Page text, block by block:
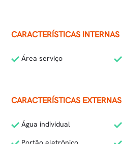
CARACTERÍSTICAS INTERNAS
Área serviço
CARACTERÍSTICAS EXTERNAS
Água individual